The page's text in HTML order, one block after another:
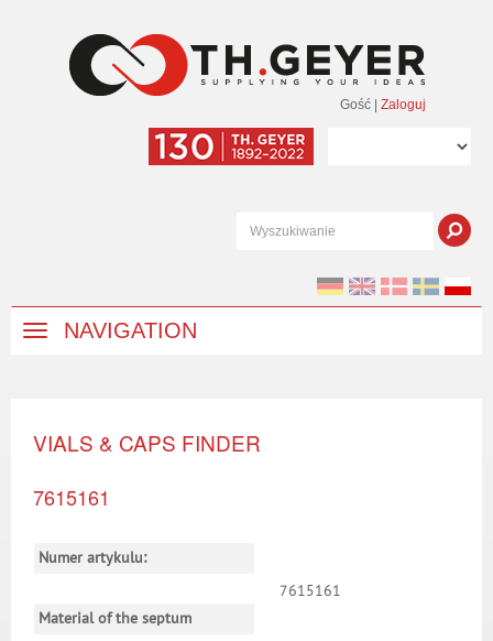
Gość Zaloguj
NAVIGATION
VIALS & CAPS FINDER
7615161
Numer artykulu:
7615161
Material of the septum